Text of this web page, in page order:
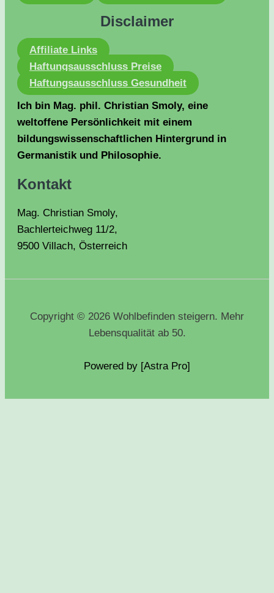
Disclaimer
Affiliate Links
Haftungsausschluss Preise
Haftungsausschluss Gesundheit
Ich bin Mag. phil. Christian Smoly, eine
weltoffene Persönlichkeit mit einem
bildungswissenschaftlichen Hintergrund in
Germanistik und Philosophie.
Kontakt
Mag. Christian Smoly,
Bachlerteichweg 11/2,
9500 Villach, Österreich
Copyright © 2026 Wohlbefinden steigern. Mehr
Lebensqualität ab 50.
Powered by [Astra Pro]